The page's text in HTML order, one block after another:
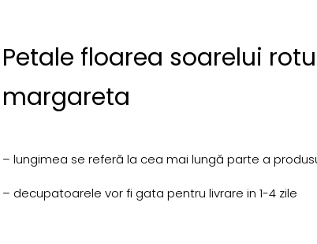
Petale floarea soarelui
margareta
– lungimea se referă la cea mai lungă parte a
– decupatoarele vor fi gata pentru livrare in 1-4 zile